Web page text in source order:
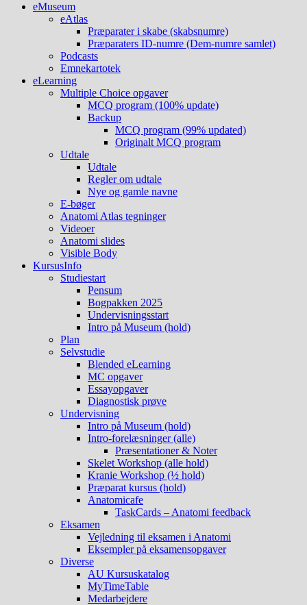
eMuseum
eAtlas
Præparater i skabe (skabsnumre)
Præparaters ID-numre (Dem-numre samlet)
Podcasts
Emnekartotek
eLearning
Multiple Choice opgaver
MCQ program (100% update)
Backup
MCQ program (99% updated)
Originalt MCQ program
Udtale
Udtale
Regler om udtale
Nye og gamle navne
E-bøger
Anatomi Atlas tegninger
Videoer
Anatomi slides
Visible Body
KursusInfo
Studiestart
Pensum
Bogpakken 2025
Undervisningsstart
Intro på Museum (hold)
Plan
Selvstudie
Blended eLearning
MC opgaver
Essayopgaver
Diagnostisk prøve
Undervisning
Intro på Museum (hold)
Intro-forelæsninger (alle)
Præsentationer & Noter
Skelet Workshop (alle hold)
Kranie Workshop (½ hold)
Præparat kursus (hold)
Anatomicafe
TaskCards – Anatomi feedback
Eksamen
Vejledning til eksamen i Anatomi
Eksempler på eksamensopgaver
Diverse
AU Kursuskatalog
MyTimeTable
Medarbejdere